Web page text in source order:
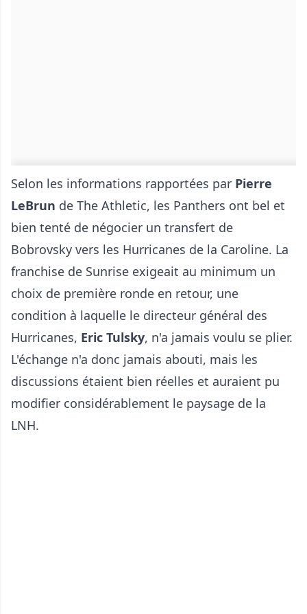
Selon les informations rapportées par Pierre
LeBrun de The Athletic, les Panthers ont bel et
bien tenté de négocier un transfert de
Bobrovsky vers les Hurricanes de la Caroline. La
franchise de Sunrise exigeait au minimum un
choix de première ronde en retour, une
condition à laquelle le directeur général des
Hurricanes, Eric Tulsky, n'a jamais voulu se plier.
L'échange n'a donc jamais abouti, mais les
discussions étaient bien réelles et auraient pu
modifier considérablement le paysage de la
LNH.